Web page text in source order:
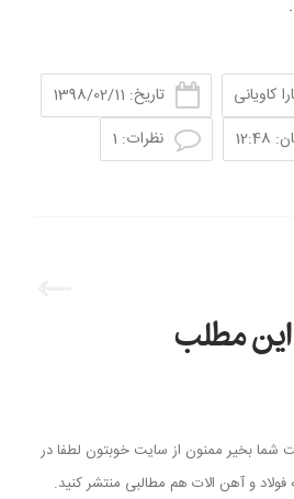
کاویانی
تاریخ: 1398/02/11
نظرات: 1
شما بخیر ممنون از سایت خوبتون لطفا در
و آهن الات هم مطالبی منتشر کنید.